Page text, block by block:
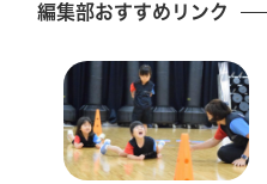
編集部おすすめリンク